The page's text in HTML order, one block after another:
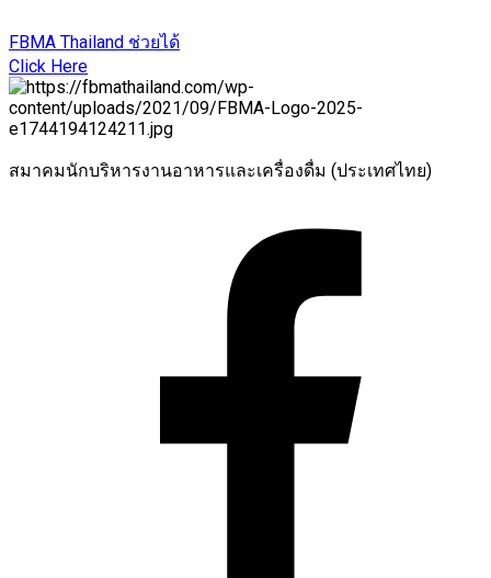
FBMA Thailand ช่วยได้
Click Here
สมาคมนักบริหารงานอาหารและเครื่องดื่ม (ประเทศไทย)